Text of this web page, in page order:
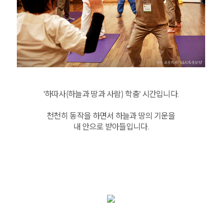
'하따사(하늘과 땅과 사람) 학춤' 시간입니다.
천천히 동작을 하면서 하늘과 땅의 기운을
내 안으로 받아들입니다.